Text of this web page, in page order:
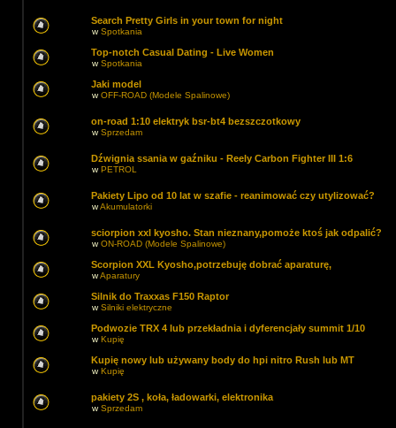
Search Pretty Girls in your town for night
wSpotkania
Top-notch Сasual Dating - Live Women
wSpotkania
Jaki model
wOFF-ROAD (Modele Spalinowe)
on-road 1:10 elektryk bsr-bt4 bezszczotkowy
wSprzedam
Dźwignia ssania w gaźniku - Reely Carbon Fighter III 1:6
wPETROL
Pakiety Lipo od 10 lat w szafie - reanimować czy utylizować?
wAkumulatorki
sciorpion xxl kyosho. Stan nieznany,pomoże ktoś jak odpalić?
wON-ROAD (Modele Spalinowe)
Scorpion XXL Kyosho,potrzebuję dobrać aparaturę,
wAparatury
Silnik do Traxxas F150 Raptor
wSilniki elektryczne
Podwozie TRX 4 lub przekładnia i dyferencjały summit 1/10
wKupię
Kupię nowy lub używany body do hpi nitro Rush lub MT
wKupię
pakiety 2S , koła, ładowarki, elektronika
wSprzedam